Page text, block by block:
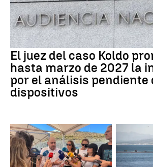
El juez del caso Koldo
hasta marzo de 2027 la
por el análisis pendiente
dispositivos